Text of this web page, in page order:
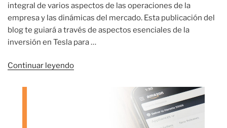
integral de varios aspectos de las operaciones de la
empresa y las dinámicas del mercado. Esta publicación del
blog te guiará a través de aspectos esenciales de la
inversión en Tesla para …
Continuar leyendo«Invertir